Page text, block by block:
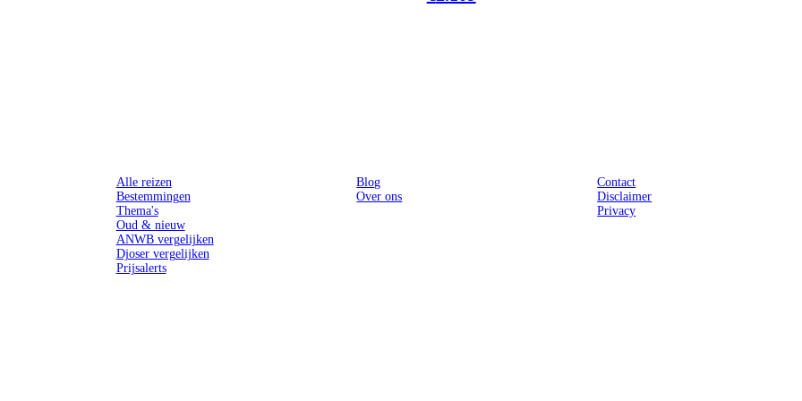
Alle reizen
Bestemmingen
Thema's
Oud & nieuw
ANWB vergelijken
Djoser vergelijken
Prijsalerts
Blog
Over ons
Contact
Disclaimer
Privacy